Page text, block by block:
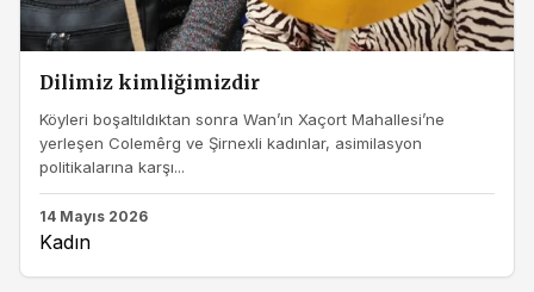
Dilimiz kimliğimizdir
Köyleri boşaltıldıktan sonra Wan’ın Xaçort Mahallesi’ne
yerleşen Colemêrg ve Şirnexli kadınlar, asimilasyon
politikalarına karşı...
14 Mayıs 2026
Kadın